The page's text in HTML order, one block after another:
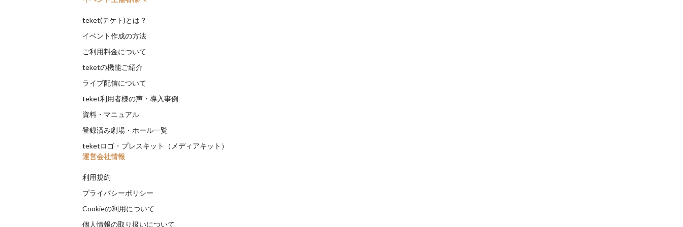
teket(テケト)とは？
イベント作成の方法
ご利用料金について
teketの機能ご紹介
ライブ配信について
teket利用者様の声・導入事例
資料・マニュアル
登録済み劇場・ホール一覧
teketロゴ・プレスキット（メディアキット）
運営会社情報
利用規約
プライバシーポリシー
Cookieの利用について
個人情報の取り扱いについて